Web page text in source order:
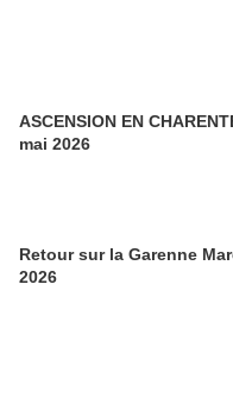
ASCENSION EN
mai 2026
Retour sur la Garenne
2026